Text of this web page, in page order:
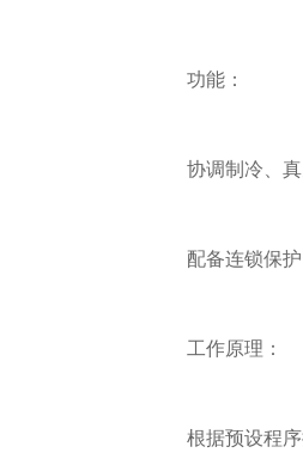
功能：
协调制冷、真
配备连锁保护(
工作原理：
根据预设程序